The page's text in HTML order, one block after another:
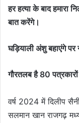
हर हत्या के बाद हमारा
बात करेंगे।
घड़ियाली अंशु बहाएंगे पर
गौरतलब है 80
वर्ष 2024 में दिलीप
सलमान खान राजगढ़